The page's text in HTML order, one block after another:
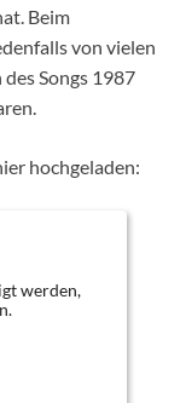
Beim
von vielen
Songs 1987
hochgeladen:
werden,